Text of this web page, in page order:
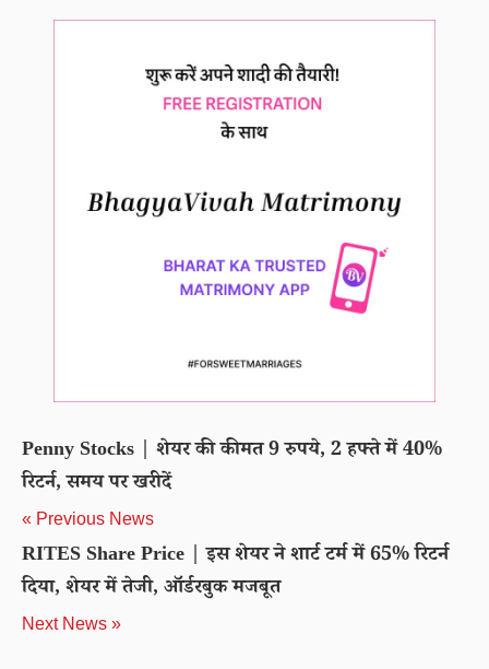
Penny Stocks | शेयर की कीमत 9 रुपये, 2 हफ्ते में 40%
रिटर्न, समय पर खरीदें
« Previous News
RITES Share Price | इस शेयर ने शार्ट टर्म में 65% रिटर्न
दिया, शेयर में तेजी, ऑर्डरबुक मजबूत
Next News »